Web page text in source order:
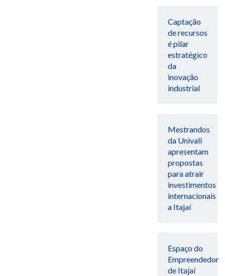
Captação
de recursos
é pilar
estratégico
da
inovação
industrial
Mestrandos
da Univali
apresentam
propostas
para atrair
investimentos
internacionais
a Itajaí
Espaço do
Empreendedor
de Itajaí